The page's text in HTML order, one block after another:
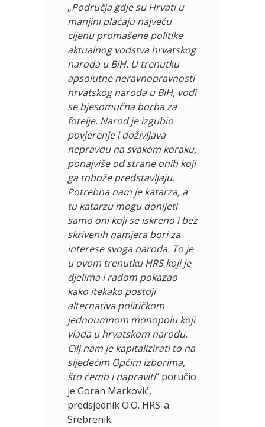
„Područja gdje su Hrvati u
manjini plaćaju najveću
cijenupromašene politike
aktualnog vodstva hrvatskog
naroda u BiH. U trenutku
apsolutne neravnopravnosti
hrvatskog naroda u BiH, vodi
se bjesomučna borba za
fotelje. Narod je izgubio
povjerenje i doživljava
nepravdu na svakom koraku,
ponajviše od strane onih koji
ga tobože predstavljaju.
Potrebna nam je katarza, a
tu katarzu mogu donijeti
samo oni koji se iskreno i bez
skrivenih namjera bori za
interese svoga naroda. To je
u ovom trenutku HRS koji je
djelima i radom pokazao
kako itekako postoji
alternativa političkom
jednoumnom monopolu koji
vlada u hrvatskom narodu.
Cilj nam je kapitalizirati to na
sljedećim Općim izborima,
što ćemo i napraviti“ poručio
je Goran Marković,
predsjednik O.O. HRS-a
Srebrenik.